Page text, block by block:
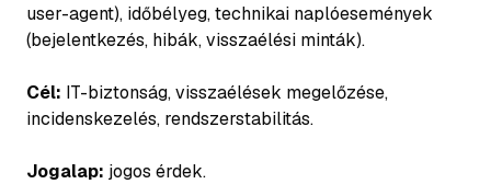
user-agent), időbélyeg, technikai naplóesemények
(bejelentkezés, hibák, visszaélési minták).
Cél: IT-biztonság, visszaélések megelőzése,
incidenskezelés, rendszerstabilitás.
Jogalap: jogos érdek.